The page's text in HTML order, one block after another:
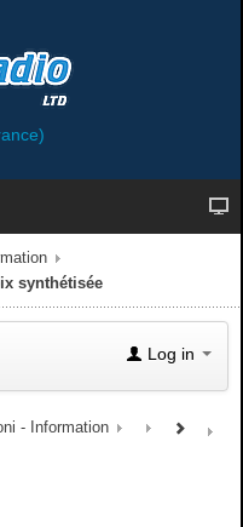
synthétisée
Log in
- Information